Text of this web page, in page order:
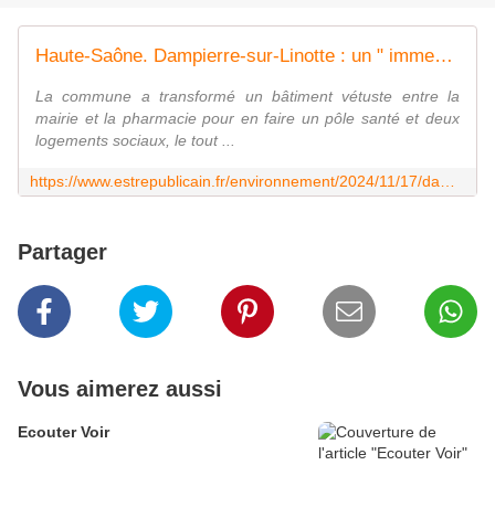
Haute-Saône. Dampierre-sur-Linotte : un " immeuble " trois en un soigne habitants et environnement
La commune a transformé un bâtiment vétuste entre la
mairie et la pharmacie pour en faire un pôle santé et deux
logements sociaux, le tout ...
Partager
Vous aimerez aussi
Ecouter Voir